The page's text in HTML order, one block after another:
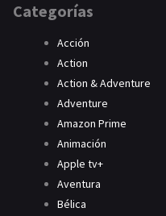
Categorías
Acción
Action
Action & Adventure
Adventure
Amazon Prime
Animación
Apple tv+
Aventura
Bélica